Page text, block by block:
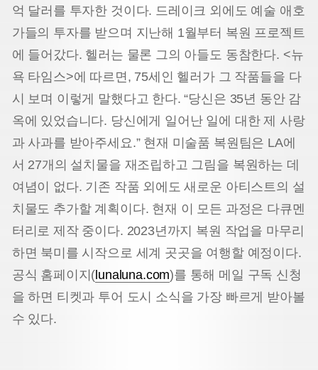
억 달러를 투자한 것이다. 드레이크 외에도 예술 애호
가들의 투자를 받으며 지난해 1월부터 복원 프로젝트
에 들어갔다. 헬러는 물론 그의 아들도 동참한다. <뉴
욕 타임스>에 따르면, 75세인 헬러가 그 작품들을 다
시 보며 이렇게 말했다고 한다. “당신은 35년 동안 감
옥에 있었습니다. 당신에게 일어난 일에 대한 제 사랑
과 사과를 받아주세요.” 현재 미술품 복원팀은 LA에
서 27개의 설치물을 재조립하고 그림을 복원하는 데
여념이 없다. 기존 작품 외에도 새로운 아티스트의 설
치물도 추가할 계획이다. 현재 이 모든 과정은 다큐멘
터리로 제작 중이다. 2023년까지 복원 작업을 마무리
하면 북미를 시작으로 세계 곳곳을 여행할 예정이다.
공식 홈페이지(lunaluna.com)를 통해 메일 구독 신청
을 하면 티켓과 투어 도시 소식을 가장 빠르게 받아볼
수 있다.